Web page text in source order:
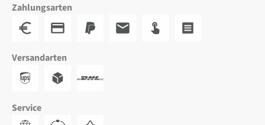
Zahlungsarten
Versandarten
Service